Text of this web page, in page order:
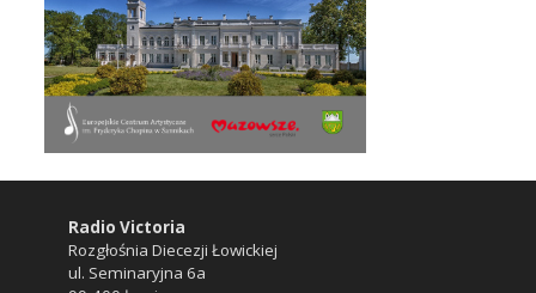
Radio Victoria
Rozgłośnia Diecezji Łowickiej
ul. Seminaryjna 6a